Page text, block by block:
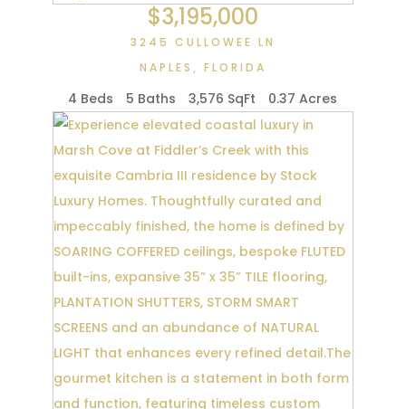
$3,195,000
3245 CULLOWEE LN
NAPLES , FLORIDA
4 Beds 5 Baths 3,576 SqFt 0.37 Acres